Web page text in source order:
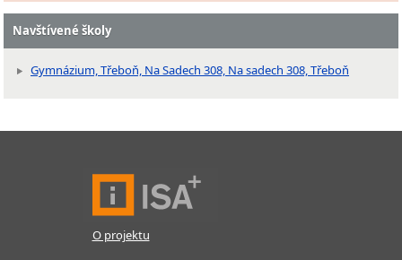
Navštívené školy
Gymnázium, Třeboň, Na Sadech 308, Na sadech 308, Třeboň
O projektu